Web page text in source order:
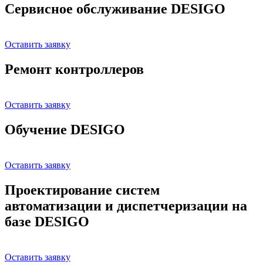
Сервисное обслуживание DESIGO
Оставить заявку
Ремонт контроллеров
Оставить заявку
Обучение DESIGO
Оставить заявку
Проектирование систем
автоматизации и диспетчеризации на
базе DESIGO
Оставить заявку